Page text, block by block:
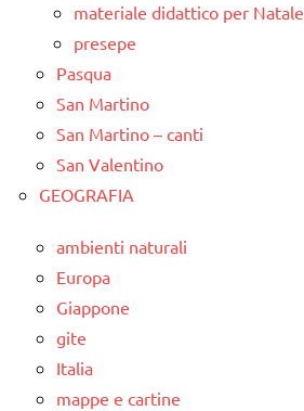
materiale didattico per Natale
presepe
Pasqua
San Martino
San Martino – canti
San Valentino
GEOGRAFIA
ambienti naturali
Europa
Giappone
gite
Italia
mappe e cartine